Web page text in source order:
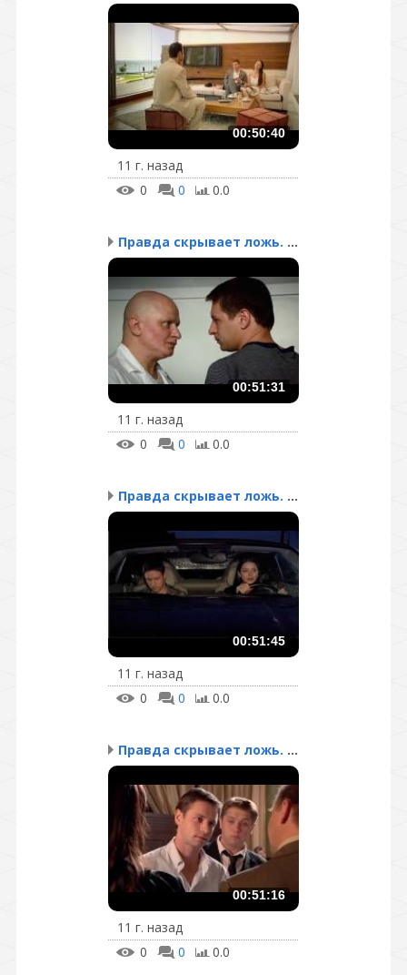
00:50:40
11 г. назад
0
0 0.0
Правда скрывает ложь. С...
00:51:31
11 г. назад
0
0 0.0
Правда скрывает ложь. С...
00:51:45
11 г. назад
0
0 0.0
Правда скрывает ложь. С...
00:51:16
11 г. назад
0
0 0.0